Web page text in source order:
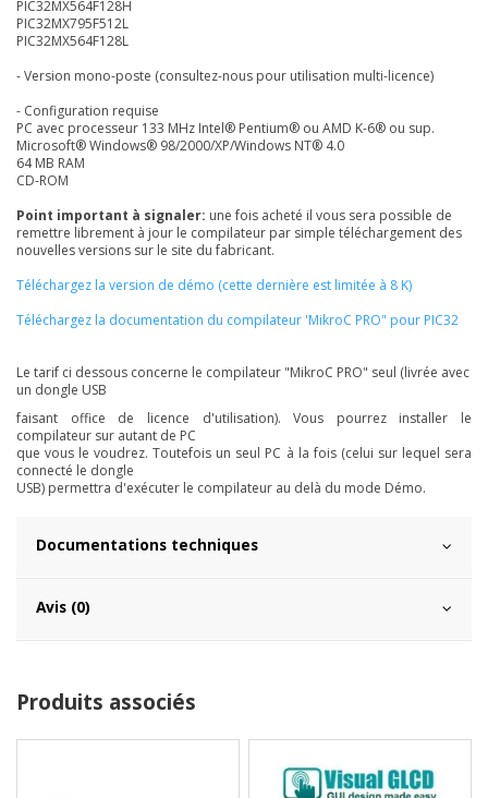
PIC32MX564F128H
PIC32MX795F512L
PIC32MX564F128L
- Version mono-poste (consultez-nous pour utilisation multi-licence)
- Configuration requise
PC avec processeur 133 MHz Intel® Pentium® ou AMD K-6® ou sup.
Microsoft® Windows® 98/2000/XP/Windows NT® 4.0
64 MB RAM
CD-ROM
Point important à signaler: une fois acheté il vous sera possible de
remettre librement à jour le compilateur par simple téléchargement des
nouvelles versions sur le site du fabricant.
Téléchargez la version de démo (cette dernière est limitée à 8 K)
Téléchargez la documentation du compilateur 'MikroC PRO" pour PIC32
Le tarif ci dessous concerne le compilateur "MikroC PRO" seul (livrée avec
un dongle USB
faisant office de licence d'utilisation). Vous pourrez installer le
compilateur sur autant de PC
que vous le voudrez. Toutefois un seul PC à la fois (celui sur lequel sera
connecté le dongle
USB) permettra d'exécuter le compilateur au delà du mode Démo.
Documentations techniques
Avis (0)
Produits associés